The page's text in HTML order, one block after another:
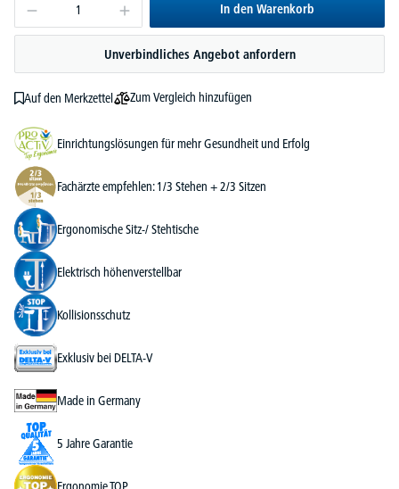
In den Warenkorb
Unverbindliches Angebot anfordern
Auf den Merkzettel Zum Vergleich hinzufügen
Einrichtungslösungen für mehr Gesundheit und Erfolg
Fachärzte empfehlen: 1/3 Stehen + 2/3 Sitzen
Ergonomische Sitz-/ Stehtische
Elektrisch höhenverstellbar
Kollisionsschutz
Exklusiv bei DELTA-V
Made in Germany
5 Jahre Garantie